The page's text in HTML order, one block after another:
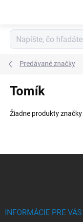
Predávané značky
Tomík
Žiadne produkty značky
INFORMÁCIE PRE VÁS